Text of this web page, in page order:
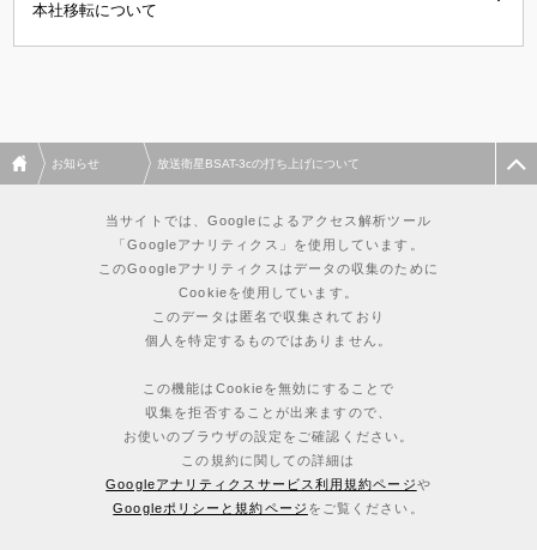
本社移転について
お知らせ 放送衛星BSAT-3cの打ち上げについて
当サイトでは、Googleによるアクセス解析ツール
「Googleアナリティクス」を使用しています。
このGoogleアナリティクスはデータの収集のために
Cookieを使用しています。
このデータは匿名で収集されており
個人を特定するものではありません。
この機能はCookieを無効にすることで
収集を拒否することが出来ますので、
お使いのブラウザの設定をご確認ください。
この規約に関しての詳細は
Googleアナリティクスサービス利用規約ページや
Googleポリシーと規約ページ をご覧ください。